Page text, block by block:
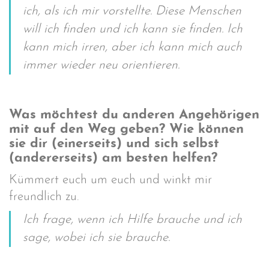
ich, als ich mir vorstellte. Diese Menschen
will ich finden und ich kann sie finden. Ich
kann mich irren, aber ich kann mich auch
immer wieder neu orientieren.
Was möchtest du anderen Angehörigen
mit auf den Weg geben? Wie können
sie dir (einerseits) und sich selbst
(andererseits) am besten helfen?
Kümmert euch um euch und winkt mir
freundlich zu.
Ich frage, wenn ich Hilfe brauche und ich
sage, wobei ich sie brauche.